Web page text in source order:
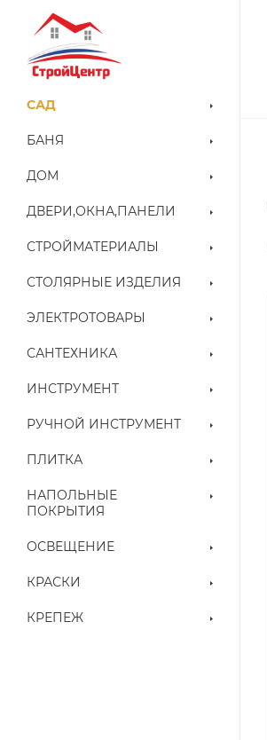
САД
БАНЯ
ДОМ
ДВЕРИ,ОКНА,ПАНЕЛИ
СТРОЙМАТЕРИАЛЫ
СТОЛЯРНЫЕ ИЗДЕЛИЯ
ЭЛЕКТРОТОВАРЫ
САНТЕХНИКА
ИНСТРУМЕНТ
РУЧНОЙ ИНСТРУМЕНТ
ПЛИТКА
НАПОЛЬНЫЕ
ПОКРЫТИЯ
ОСВЕЩЕНИЕ
КРАСКИ
КРЕПЕЖ